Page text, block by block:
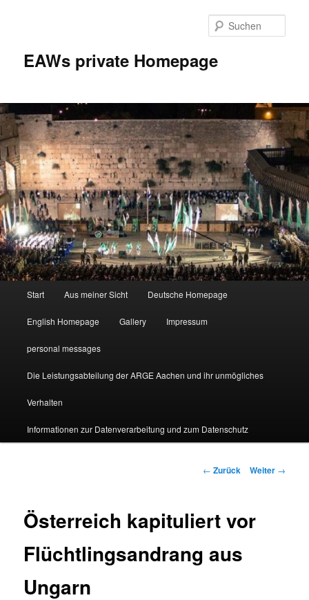
EAWs private Homepage
Start Aus meiner Sicht Deutsche Homepage
English Homepage Gallery Impressum
personal messages
Die Leistungsabteilung der ARGE Aachen und ihr unmögliches
Verhalten
Informationen zur Datenverarbeitung und zum Datenschutz
Beitragsnavigation
← Zurück Weiter →
Österreich kapituliert vor
Flüchtlingsandrang aus
Ungarn